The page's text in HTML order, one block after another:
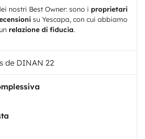
nostri Best Owner: sono i proprietari
su Yescapa, con cui abbiamo
un relazione di fiducia.
de DINAN 22